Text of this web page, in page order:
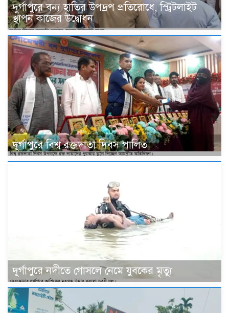
দুর্গাপুরে বন্য হাতির উপদ্রপ প্রতিরোধে, স্ট্রিটলাইট
স্থাপন কাজের উদ্বোধন
দুর্গাপুরে বিশ্ব রক্তদাতা দিবস পালিত
দুর্গাপুরে নদীতে গোসলে নেমে যুবকের মৃত্যু